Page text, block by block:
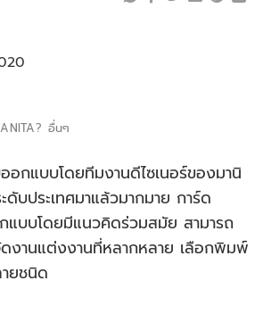
อื่นๆ
อกแบบโดยทีมงานดีไซเนอร์ของมานิ
ดับประเทศมาแล้วมากมาย การ์ด
แบบโดยมีแนวคิดร่วมสมัย สามารถ
ดงานแต่งงานที่หลากหลาย เลือกพิมพ์
ยชนิด